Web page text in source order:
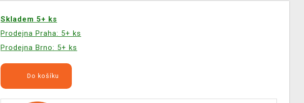
Skladem 5+ ks
Prodejna Praha: 5+ ks
Prodejna Brno: 5+ ks
Do košíku